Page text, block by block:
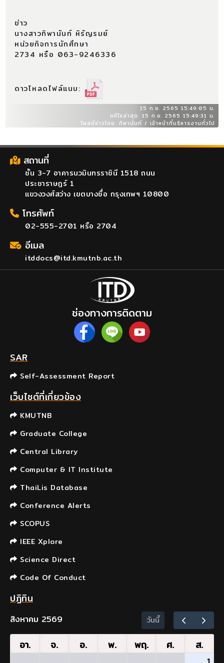
ข่าว
นางสาวทิพานันท์ หิรัญรมย์
หน่วยกิจการนักศึกษา
2734 หรือ 063-9246336
ดาวโหลดไฟล์แนบ:
15 ก.ย. 2565 15:49:05 น.
แก้ไขล่าสุด: 15 ก.ย. 2565 15:49:31 น.
โพสต์ข่าวโดย: ทิพานันท์ / เจ้าหน้าที่บริหารงานทั่วไป
สถานที่
ชั้น 3-7 อาคารนวมินทรราชินี 1518 ถนน
ประชาราษฎร์ 1
แขวงวงศ์สว่าง เขตบางซื่อ กรุงเทพฯ 10800
โทรศัพท์
02-555-2701 หรือ 2704
อีเมล
itddocs@itd.kmutnb.ac.th
ช่องทางการติดตาม
SAR
Self-Assessment Report
เว็บไซต์ที่เกี่ยวข้อง
KMUTNB
Graduate College
Central Library
Computer & IT Institute
ThaiLis Database
Conference Alerts
SCOPUS
IEEE Xplore
Science Direct
Code Of Conduct
ปฏิทิน
สิงหาคม 2569 วันนี้
อา. จ. อ. พ. พฤ. ศ. ส.